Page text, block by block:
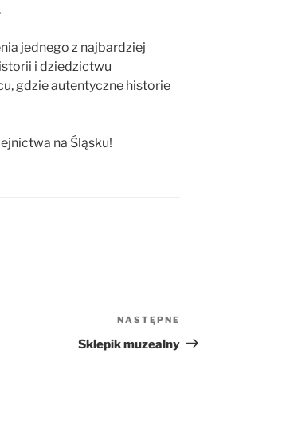
jednego z najbardziej
i dziedzictwu
gdzie autentyczne historie
na Śląsku!
wpis
NASTĘPNE
Sklepik muzealny